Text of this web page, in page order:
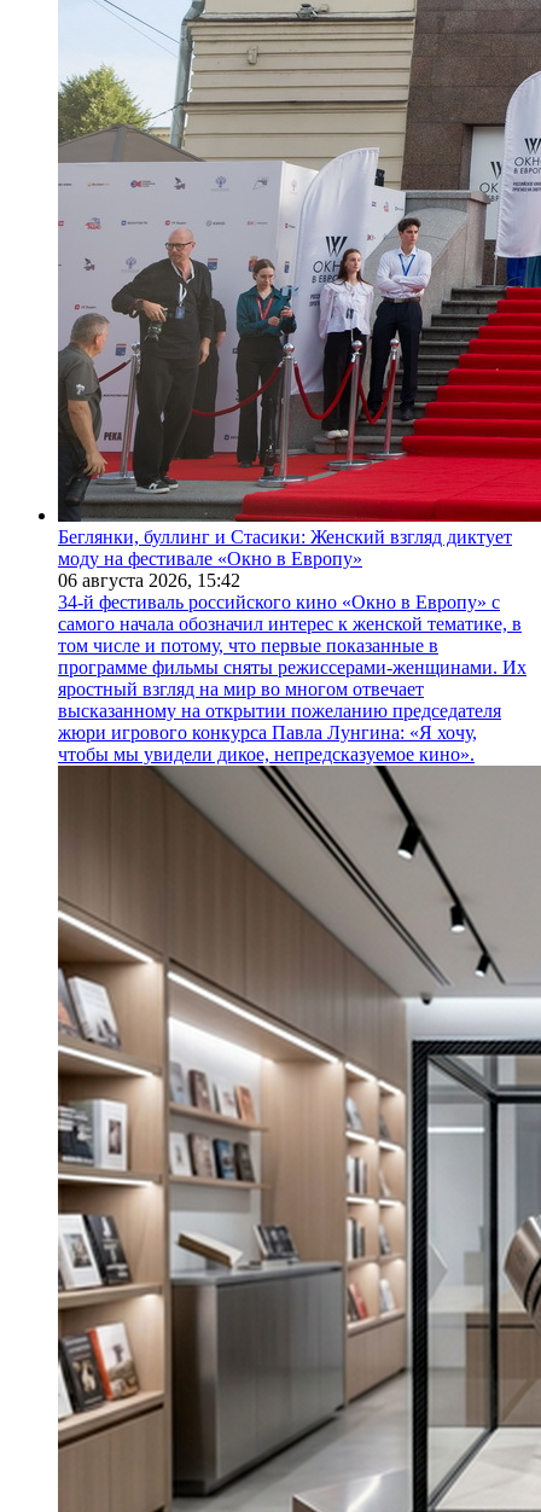
Беглянки, буллинг и Стасики: Женский взгляд диктует
моду на фестивале «Окно в Европу»
06 августа 2026, 15:42
34-й фестиваль российского кино «Окно в Европу» с
самого начала обозначил интерес к женской тематике, в
том числе и потому, что первые показанные в
программе фильмы сняты режиссерами-женщинами. Их
яростный взгляд на мир во многом отвечает
высказанному на открытии пожеланию председателя
жюри игрового конкурса Павла Лунгина: «Я хочу,
чтобы мы увидели дикое, непредсказуемое кино».